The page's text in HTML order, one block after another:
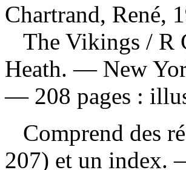
Chartrand, René,
The Vikings / R
Heath. — New
— 208 pages :
Comprend des
207) et un index.